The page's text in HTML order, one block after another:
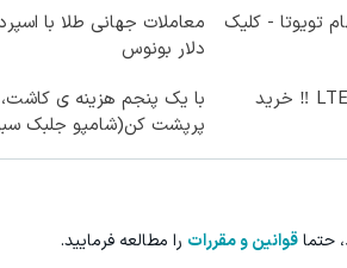
تویوتا - کلیک
دلار بونوس
جشنواره فروش مودم های LTE ‼️ خرید
با یک پنجم هزینه ی
پرپشت کن(شامپو جلبک
حتماقوانین و مقررات را مطالعه فرمایید.